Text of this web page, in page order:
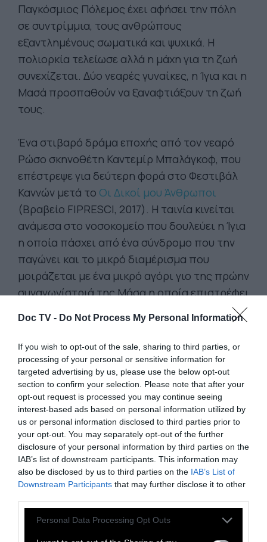
Doc TV - Do Not Process My Personal Information
If you wish to opt-out of the sale, sharing to third parties, or
processing of your personal or sensitive information for
targeted advertising by us, please use the below opt-out
section to confirm your selection. Please note that after your
opt-out request is processed you may continue seeing
interest-based ads based on personal information utilized by
us or personal information disclosed to third parties prior to
your opt-out. You may separately opt-out of the further
disclosure of your personal information by third parties on the
IAB’s list of downstream participants. This information may
also be disclosed by us to third parties on the IAB’s List of
Downstream Participants that may further disclose it to other
Personal Data Processing Opt Outs
Παγκόσμιος Πόλεμος έχει αφήσει την πόλη
σε συντρίμμια, τους ανθρώπους
εξαντλημένους σωματικά και ψυχικά. Η
πολιορκία τελείωσε αλλά η μάχη για τη ζωή
συνεχίζεται. Δύο νεαρές γυναίκες, η Ίγια και η
Μασά προσπαθούν να ξαναφτιάξουν τη ζωή
τους.
Ένα στιβαρό δράμα εποχής από τον νεαρό
Ρώσο σκηνοθέτη Καντεμίρ Μπαλάγκοφ, που
επέστρεψε για δεύτερη φορά στο Φεστιβάλ
Καννών μετά το Οι Δικοί μου Άνθρωποι
(Βραβείο FIPRESCI, 2017). Η ταινία κινείται
ανάμεσα στο νοσοκομείο που δουλεύει η Ίγια
η οποία πάσχει από ένα σύνδρομο που την
παγώνει και το μικρό διαμέρισμα που
μοιράζεται με ένα μικρό αγόρι γιο της πρώην
συναγωνίστριά της Μάσα η οποία επιστρέφει
από τον πόλεμο για να ζήσει μαζί τους. Ένα
καταστροφικό γεγονός θα δοκιμάσει τη
σχέση των δύο γυναικών δίνοντας στη ταινία
νότες αρχαιοελληνικής τραγωδίας.
Κλειστοφοβική και έντονα δραματική, με
υπέροχη φωτογραφία που κινείται στις
αποχρώσεις του πράσινου, του κόκκινου και
της σκουριάς, η ταινία κέρδισε το Βραβείο
Καλύτερης Σκηνοθεσίας & FIPRESCI, Un
Certain Regard Φεστιβάλ Καννών και είναι η
υποψηφιότητα της Ρωσίας για Όσκαρ
Καλύτερης Διεθνούς (βλέπε Ξενόγλωσσης),
Ταινίας.